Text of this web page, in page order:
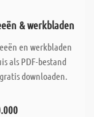
& werkbladen
en werkbladen
als PDF-bestand
downloaden.